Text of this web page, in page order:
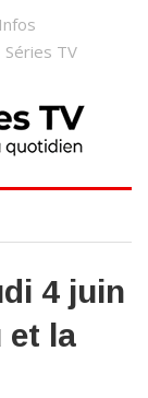
Infos
Séries TV
4 juin
et la